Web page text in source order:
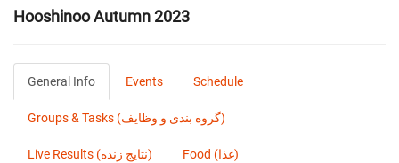
Hooshinoo Autumn 2023
General Info Events Schedule
Groups & Tasks (گروه بندی و وظایف)
Live Results (نتایج زنده)
Food (غذا)